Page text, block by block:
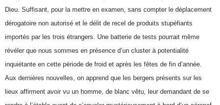
Dieu. Suffisant, pour la mettre en examen, sans compter le déplacement
dérogatoire non autorisé et le délit de recel de produits stupéfiants
importés par les trois étrangers. Une batterie de tests pourrait même
révéler que nous sommes en présence d’un cluster à potentialité
inquiétante en cette période de froid et après les fêtes de fin d’année.
Aux dernières nouvelles, on apprend que les bergers présents sur les
lieux affirment avoir vu un homme, de blanc vêtu, leur demandant de se